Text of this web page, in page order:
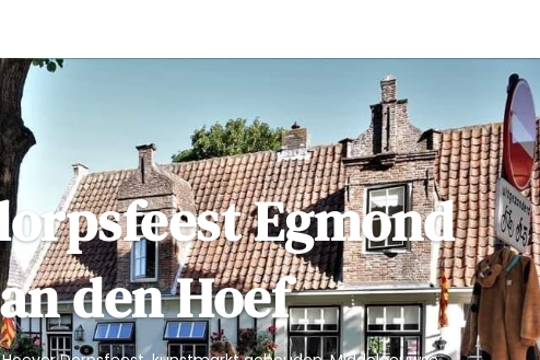
Egmond
den Hoef